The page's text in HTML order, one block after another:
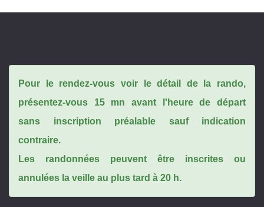
Pour le rendez-vous voir le détail de la rando,
présentez-vous 15 mn avant l'heure de départ
sans inscription préalable sauf indication
contraire.
Les randonnées peuvent être inscrites ou
annulées la veille au plus tard à 20 h.